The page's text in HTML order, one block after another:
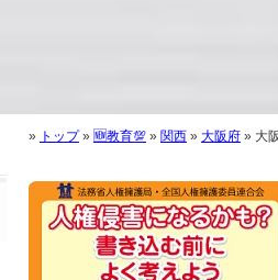
» トップ» 🆕教育💯 » 関西 » 大阪府 » 大